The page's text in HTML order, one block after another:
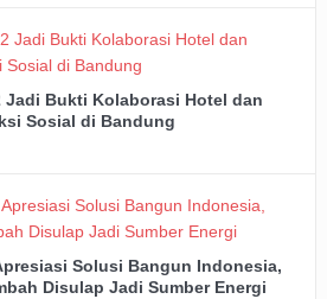
Jadi Bukti Kolaborasi Hotel dan
Sosial di Bandung
Solusi Bangun Indonesia,
Disulap Jadi Sumber Energi